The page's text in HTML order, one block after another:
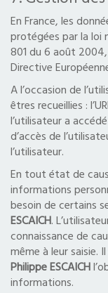
En France, les
protégées par la loi
801 du 6 août
Directive
A l’occasion de
êtres recueillies :
l’utilisateur a
d’accès de
l’utilisateur.
En tout état de
informations
besoin de certains
ESCAICH.
connaissance de
même à leur saisie.
Philippe ESCAICH
informations.